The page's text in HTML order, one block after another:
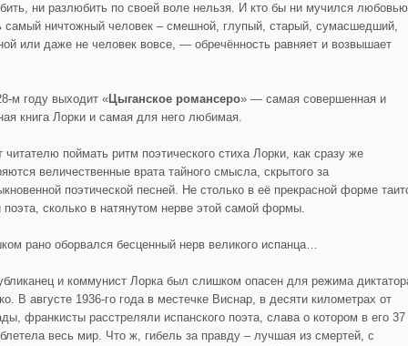
ни разлюбить по своей воле нельзя. И кто бы ни мучился
самый ничтожный человек – смешной, глупый, старый, сумасшедший,
или даже не человек вовсе, — обречённость равняет и возвышает
м году выходит «Цыганское романсеро» — самая совершенная и
книга Лорки и самая для него любимая.
читателю поймать ритм поэтического стиха Лорки, как сразу же
величественные врата тайного смысла, скрытого за
поэтической песней. Не столько в её прекрасной форме
поэта, сколько в натянутом нерве этой самой формы.
рано оборвался бесценный нерв великого испанца…
и коммунист Лорка был слишком опасен для режима
В августе 1936-го года в местечке Виснар, в десяти километрах от
франкисты расстреляли испанского поэта, слава о котором в его 37
весь мир. Что ж, гибель за правду – лучшая из смертей, с